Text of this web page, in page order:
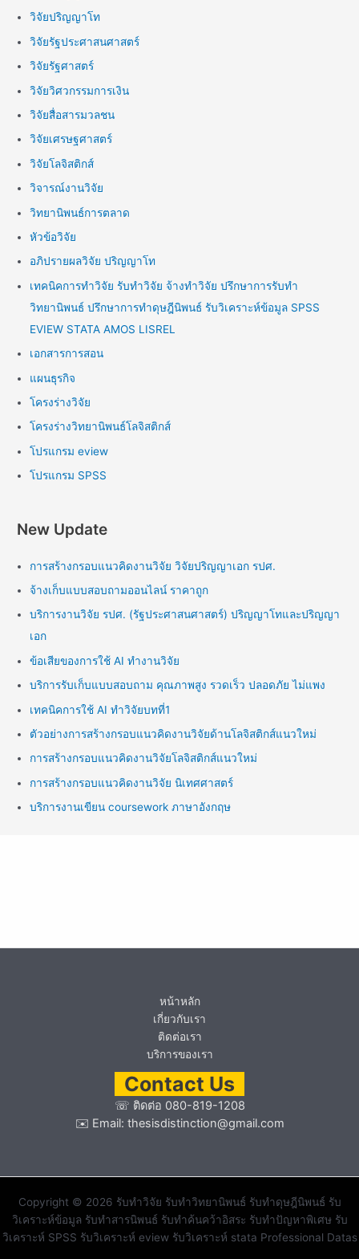
วิจัยปริญญาโท
วิจัยรัฐประศาสนศาสตร์
วิจัยรัฐศาสตร์
วิจัยวิศวกรรมการเงิน
วิจัยสื่อสารมวลชน
วิจัยเศรษฐศาสตร์
วิจัยโลจิสติกส์
วิจารณ์งานวิจัย
วิทยานิพนธ์การตลาด
หัวข้อวิจัย
อภิปรายผลวิจัย ปริญญาโท
เทคนิคการทำวิจัย รับทำวิจัย จ้างทำวิจัย ปรึกษาการรับทำ
วิทยานิพนธ์ ปรึกษาการทำดุษฎีนิพนธ์ รับวิเคราะห์ข้อมูล SPSS
EVIEW STATA AMOS LISREL
เอกสารการสอน
แผนธุรกิจ
โครงร่างวิจัย
โครงร่างวิทยานิพนธ์โลจิสติกส์
โปรแกรม eview
โปรแกรม SPSS
New Update
การสร้างกรอบแนวคิดงานวิจัย วิจัยปริญญาเอก รปศ.
จ้างเก็บแบบสอบถามออนไลน์ ราคาถูก
บริการงานวิจัย รปศ. (รัฐประศาสนศาสตร์) ปริญญาโทและปริญญา
เอก
ข้อเสียของการใช้ AI ทำงานวิจัย
บริการรับเก็บแบบสอบถาม คุณภาพสูง รวดเร็ว ปลอดภัย ไม่แพง
เทคนิคการใช้ AI ทำวิจัยบทที่1
ตัวอย่างการสร้างกรอบแนวคิดงานวิจัยด้านโลจิสติกส์แนวใหม่
การสร้างกรอบแนวคิดงานวิจัยโลจิสติกส์แนวใหม่
การสร้างกรอบแนวคิดงานวิจัย นิเทศศาสตร์
บริการงานเขียน coursework ภาษาอังกฤษ
หน้าหลัก
เกี่ยวกับเรา
ติดต่อเรา
บริการของเรา
Contact Us
☏ ติดต่อ 080-819-1208
✉️ Email: thesisdistinction@gmail.com
Copyright © 2026 รับทำวิจัย รับทำวิทยานิพนธ์ รับทำดุษฎีนิพนธ์ รับ
วิเคราะห์ข้อมูล รับทำสารนิพนธ์ รับทำค้นคว้าอิสระ รับทำปัญหาพิเศษ รับ
วิเคราะห์ SPSS รับวิเคราะห์ eview รับวิเคราะห์ stata Professional Datas